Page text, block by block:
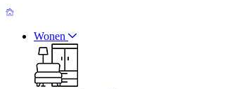
Wonen